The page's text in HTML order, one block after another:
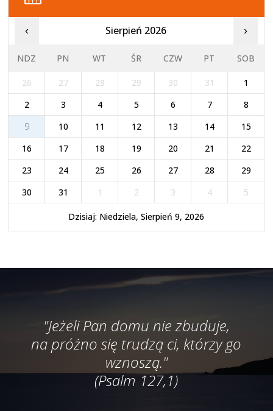
‹ Sierpień 2026 ›
NDZ PN WT ŚR CZW PT SOB
26 27 28 29 30 31
1
2
3 4 5 6 7
8
9
10 11 12 13 14
15
16
17 18 19 20 21
22
23
24 25 26 27 28
29
30
31 1 2 3 4 5
Dzisiaj: Niedziela, Sierpień 9, 2026
"Jeżeli Pan domu nie zbuduje,
na próżno się trudzą ci, którzy go
wznoszą."
(Psalm 127,1)